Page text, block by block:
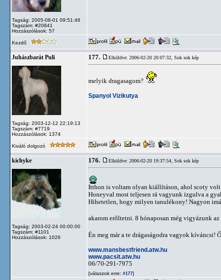
Tagság: 2005-08-01 09:51:46
Tagszám: #20841
Hozzászólások: 57
Kezdő
Juhászbarát Puli
Tagság: 2003-12-12 22:19:13
Tagszám: #7719
Hozzászólások: 1374
177. Elküldve: 2006-02-20 20:07:32, Sok sok kép
melyik dragasagom?
Spanyol Vizikutya
Kiváló dolgozó
kichyke
Tagság: 2003-02-24 00:00:00
Tagszám: #1101
Hozzászólások: 1026
176. Elküldve: 2006-02-20 19:37:54, Sok sok kép
Itthon is voltam olyan kiállításon, ahol scoty
Honeyval most teljesen rá vagyunk izgulva a
Hihetetlen, hogy milyen tanulékony! Nagyon
akarom erőltetni. 8 hónaposan még vigyázunk
Én meg már a te drágaságodra vagyok
www.mansbestfriend.atw.hu
www.pacsit.atw.hu
06/70-291-7975
[válaszok erre: #177]